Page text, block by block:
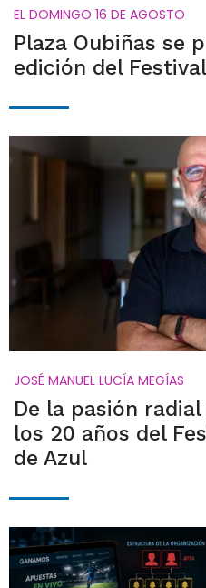
EL DOMINGO 16 DE AGOSTO
Plaza Oubiñas se
edición del
JOSÉ MANUEL LUCÍA MEGÍAS
De la pasión
los 20 años del
de Azul